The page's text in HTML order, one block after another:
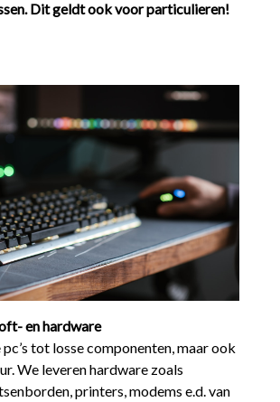
Dit geldt ook voor particulieren!
en hardware
tot losse componenten, maar ook
We leveren hardware zoals
printers, modems e.d. van